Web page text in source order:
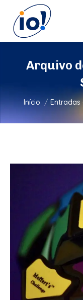
Arquivo
Você está
Início Entradas